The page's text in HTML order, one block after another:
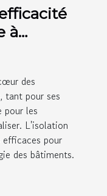
à
des
tant pour ses
pour les
L'isolation
pour
des bâtiments.